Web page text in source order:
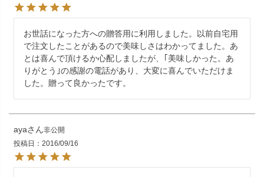
お世話になった方への贈答用に利用しました。以前自宅用
で注文したことがあるので美味しさはわかってました。あ
とは喜んで頂けるか心配しましたが、｢美味しかった。あ
りがとう｣の感謝の電話があり、大変に喜んでいただけま
した。贈って良かったです。
aya
非公開
投稿日
2016/09/16